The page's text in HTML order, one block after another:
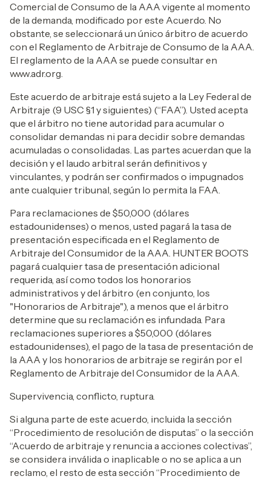
Comercial de Consumo de la AAA vigente al momento
de la demanda, modificado por este Acuerdo. No
obstante, se seleccionará un único árbitro de acuerdo
con el Reglamento de Arbitraje de Consumo de la AAA.
El reglamento de la AAA se puede consultar en
www.adr.org.
Este acuerdo de arbitraje está sujeto a la Ley Federal de
Arbitraje (9 USC §1 y siguientes) (“FAA”). Usted acepta
que el árbitro no tiene autoridad para acumular o
consolidar demandas ni para decidir sobre demandas
acumuladas o consolidadas. Las partes acuerdan que la
decisión y el laudo arbitral serán definitivos y
vinculantes, y podrán ser confirmados o impugnados
ante cualquier tribunal, según lo permita la FAA.
Para reclamaciones de $50,000 (dólares
estadounidenses) o menos, usted pagará la tasa de
presentación especificada en el Reglamento de
Arbitraje del Consumidor de la AAA. HUNTER BOOTS
pagará cualquier tasa de presentación adicional
requerida, así como todos los honorarios
administrativos y del árbitro (en conjunto, los
"Honorarios de Arbitraje"), a menos que el árbitro
determine que su reclamación es infundada. Para
reclamaciones superiores a $50,000 (dólares
estadounidenses), el pago de la tasa de presentación de
la AAA y los honorarios de arbitraje se regirán por el
Reglamento de Arbitraje del Consumidor de la AAA.
Supervivencia, conflicto, ruptura.
Si alguna parte de este acuerdo, incluida la sección
“Procedimiento de resolución de disputas” o la sección
“Acuerdo de arbitraje y renuncia a acciones colectivas”,
se considera inválida o inaplicable o no se aplica a un
reclamo, el resto de esta sección “Procedimiento de